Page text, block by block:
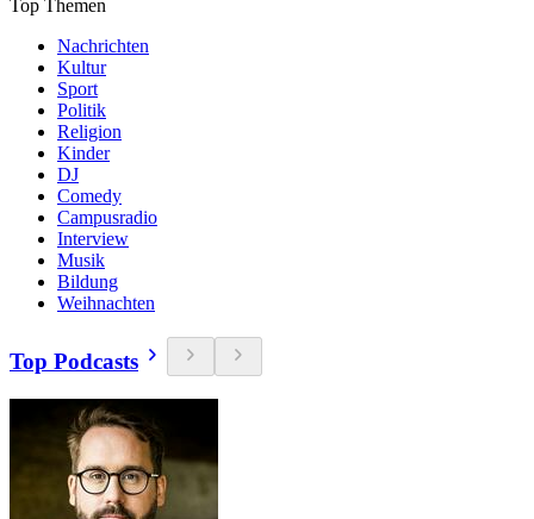
Top Themen
Nachrichten
Kultur
Sport
Politik
Religion
Kinder
DJ
Comedy
Campusradio
Interview
Musik
Bildung
Weihnachten
Top Podcasts